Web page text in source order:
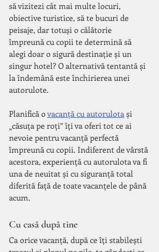
să vizitezi cât mai multe locuri,
obiective turistice, să te bucuri de
peisaje, dar totuși o călătorie
împreună cu copii te determină să
alegi doar o sigură destinație și un
singur hotel? O alternativă tentantă și
la îndemână este închirierea unei
autorulote.
Planifică o vacanță cu autorulota și
„căsuța pe roți” îți va oferi tot ce ai
nevoie pentru vacanță perfectă
împreună cu copii. Indiferent de vârstă
acestora, experiență cu autorulota va fi
una de neuitat și cu siguranță total
diferită față de toate vacanțele de până
acum.
Cu casă după tine
Ca orice vacanță, după ce îți stabilești